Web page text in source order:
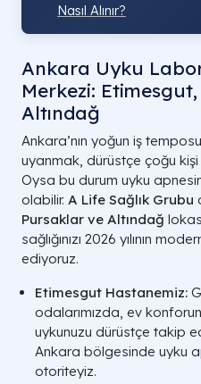
Nasıl Alınır?
Ankara Uyku
Merkezi:
Altındağ
Ankara’nın yoğun iş
uyanmak, dürüstçe çoğu kişi
Oysa bu durum uyku
olabilir. A Life Sağlık Grubu
Pursaklar ve Altındağ
sağlığınızı 2026 yılının
ediyoruz.
Etimesgut Hastanemiz:
odalarımızda, ev
uykunuzu dürüstçe takip
Ankara bölgesinde uyku
otoriteyiz.